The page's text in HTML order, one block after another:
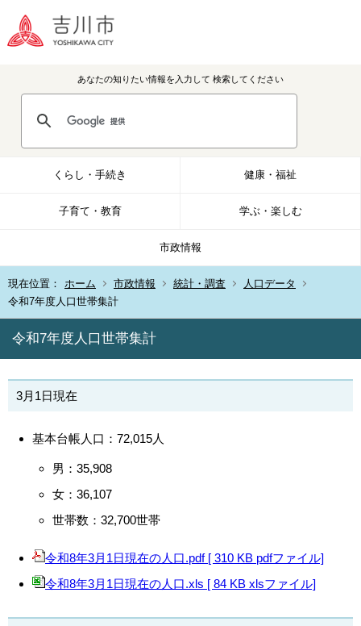
あなたの知りたい情報を入力して 検索してください
くらし・手続き 健康・福祉
子育て・教育 学ぶ・楽しむ
市政情報
現在位置： ホーム 市政情報 統計・調査
人口データ
令和7年度人口世帯集計
令和7年度人口世帯集計
3月1日現在
基本台帳人口：72,015人
男：35,908
女：36,107
世帯数：32,700世帯
令和8年3月1日現在の人口.pdf [ 310 KB pdfファイル]
令和8年3月1日現在の人口.xls [ 84 KB xlsファイル]